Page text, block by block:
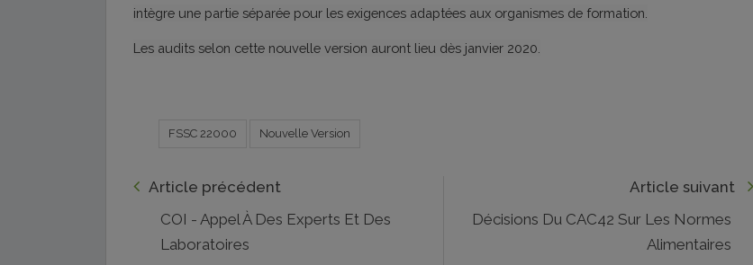
intègre une partie séparée pour les exigences adaptées aux organismes de formation.
Les audits selon cette nouvelle version auront lieu dès janvier 2020.
FSSC 22000 Nouvelle Version
Article précédent
COI - Appel À Des Experts Et Des
Laboratoires
Article suivant
Décisions Du CAC42 Sur Les Normes
Alimentaires